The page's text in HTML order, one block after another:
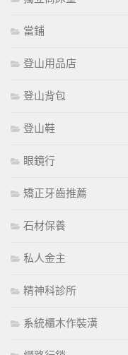
當鋪
登山用品店
登山背包
登山鞋
眼鏡行
矯正牙齒推薦
石材保養
私人金主
精神科診所
系統櫃木作裝潢